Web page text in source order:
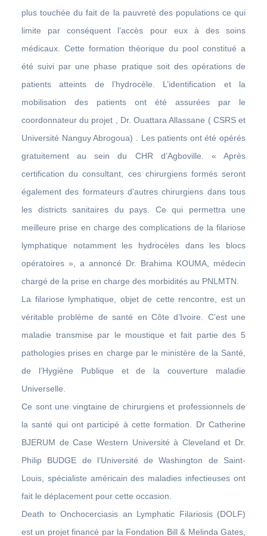
plus touchée du fait de la pauvreté des populations ce qui
limite par conséquent l’accès pour eux à des soins
médicaux. Cette formation théorique du pool constitué a
été suivi par une phase pratique soit des opérations de
patients atteints de l’hydrocèle. L’identification et la
mobilisation des patients ont été assurées par le
coordonnateur du projet , Dr. Ouattara Allassane ( CSRS et
Université Nanguy Abrogoua) . Les patients ont été opérés
gratuitement au sein du CHR d’Agboville. « Après
certification du consultant, ces chirurgiens formés seront
également des formateurs d’autres chirurgiens dans tous
les districts sanitaires du pays. Ce qui permettra une
meilleure prise en charge des complications de la filariose
lymphatique notamment les hydrocèles dans les blocs
opératoires », a annoncé Dr. Brahima KOUMA, médecin
chargé de la prise en charge des morbidités au PNLMTN.
La filariose lymphatique, objet de cette rencontre, est un
véritable problème de santé en Côte d’Ivoire. C’est une
maladie transmise par le moustique et fait partie des 5
pathologies prises en charge par le ministère de la Santé,
de l’Hygiène Publique et de la couverture maladie
Universelle.
Ce sont une vingtaine de chirurgiens et professionnels de
la santé qui ont participé à cette formation. Dr Catherine
BJERUM de Case Western Université à Cleveland et Dr.
Philip BUDGE de l’Université de Washington de Saint-
Louis, spécialiste américain des maladies infectieuses ont
fait le déplacement pour cette occasion.
Death to Onchocerciasis an Lymphatic Filariosis (DOLF)
est un projet financé par la Fondation Bill & Melinda Gates,